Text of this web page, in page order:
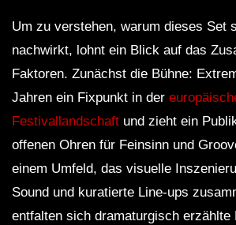
Um zu verstehen, warum dieses Set
nachwirkt, lohnt ein Blick auf das
Faktoren. Zunächst die Bühne:
Jahren ein Fixpunkt in der
Festivallandschaft und zieht ein
offenen Ohren für Feinsinn und
einem Umfeld, das visuelle
Sound und kuratierte Line-ups
entfalten sich dramaturgisch erzählte